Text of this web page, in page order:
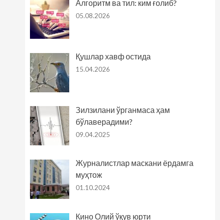
Алгоритм ва тил: ким ғолиб?
05.08.2026
Қушлар хавф остида
15.04.2026
Зилзилани ўрганмаса ҳам
бўлаверадими?
09.04.2025
Журналистлар маскани ёрдамга
муҳтож
01.10.2024
Кино Олий ўқув юрти